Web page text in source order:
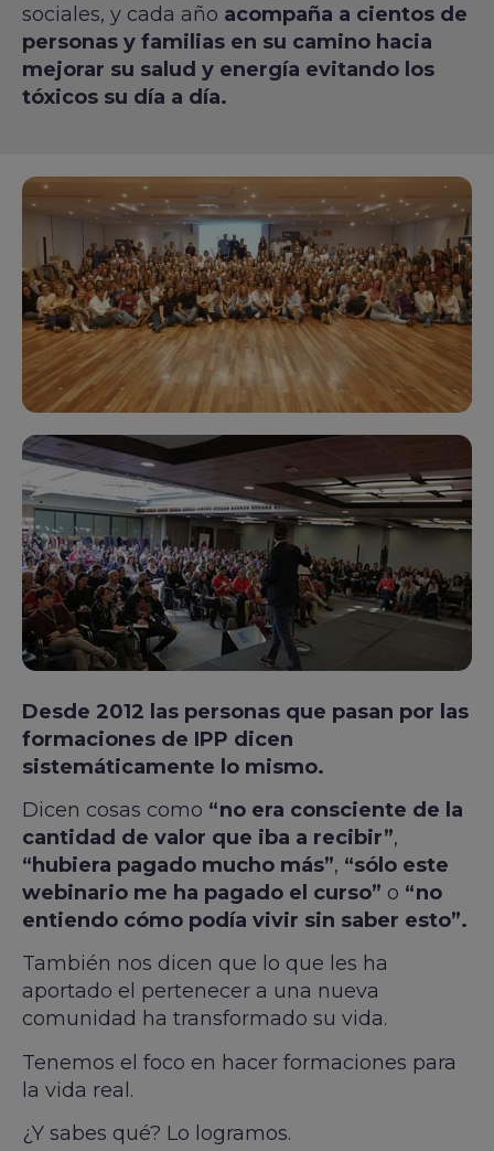
sociales, y cada año acompaña a cientos de
personas y familias en su camino hacia
mejorar su salud y energía evitando los
tóxicos su día a día.
Desde 2012 las personas que pasan por las
formaciones de IPP dicen
sistemáticamente lo mismo.
Dicen cosas como “no era consciente de la
cantidad de valor que iba a recibir”,
“hubiera pagado mucho más”, “sólo este
webinario me ha pagado el curso” o “no
entiendo cómo podía vivir sin saber esto”.
También nos dicen que lo que les ha
aportado el pertenecer a una nueva
comunidad ha transformado su vida.
Tenemos el foco en hacer formaciones para
la vida real.
¿Y sabes qué? Lo logramos.